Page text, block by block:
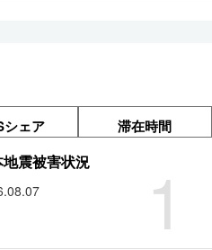
シェア 滞在時間
1
震被害状況